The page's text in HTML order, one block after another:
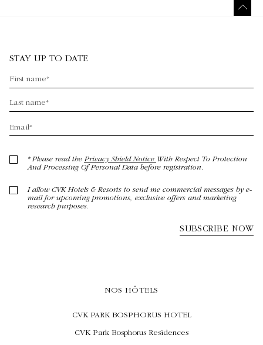
NOS HÔTELS
CVK PARK BOSPHORUS HOTEL
CVK Park Bosphorus Residences